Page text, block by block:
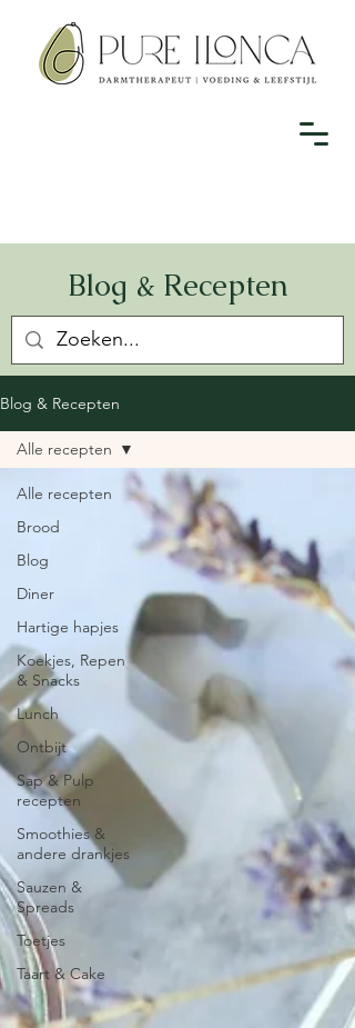
Blog & Recepten
Blog & Recepten
Alle recepten
Brood
Blog
Diner
Hartige hapjes
Koekjes, Repen
& Snacks
Lunch
Ontbijt
Sap & Pulp
recepten
Smoothies &
andere drankjes
Sauzen &
Spreads
Toetjes
Taart & Cake
Alle recepten